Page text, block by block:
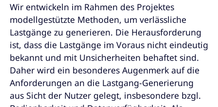
Wir entwickeln im Rahmen des Projektes
modellgestützte Methoden, um verlässliche
Lastgänge zu generieren. Die Herausforderung
ist, dass die Lastgänge im Voraus nicht eindeutig
bekannt und mit Unsicherheiten behaftet sind.
Daher wird ein besonderes Augenmerk auf die
Anforderungen an die Lastgang-Generierung
aus Sicht der Nutzer gelegt, insbesondere bzgl.